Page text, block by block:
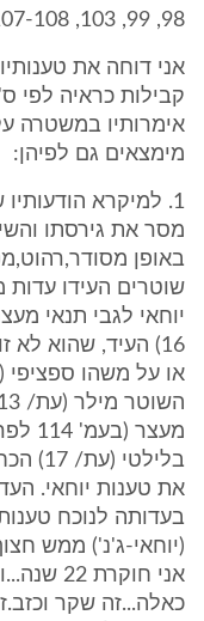
98, 99, 103, 107-108 לפר').
אני דוחה את
אימרותיו במשטרה
מימצאים גם לפיהן:
1. למיקרא
מסר את גירסתו
שוטרים העידו
יוחאי לגבי תנאי
16) העיד, שהוא לא
את טענות יוחאי.
בעדותה לנוכח
(יוחאי-ג'נ') ממש
אני
כאלה...זה שקר